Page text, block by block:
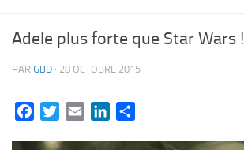
Adele plus forte que Star Wars !
PAR GBD · 28 OCTOBRE 2015
FacebookTwitterEmail LinkedIn